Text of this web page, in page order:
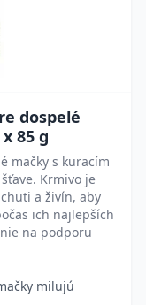
dospelé
85 g
mačky s kuracím
Krmivo je
a živín, aby
ich najlepších
na podporu
milujú